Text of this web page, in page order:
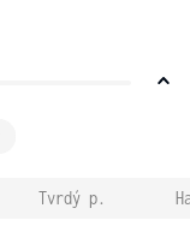
Tvrdý p.